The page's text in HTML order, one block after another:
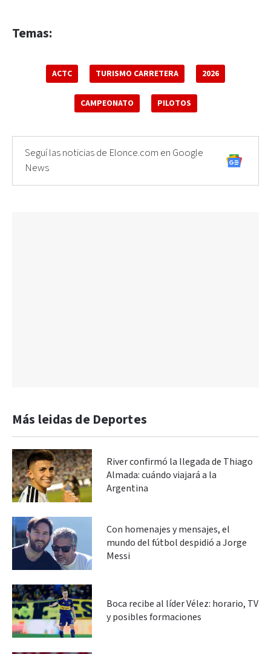
Temas:
ACTC TURISMO CARRETERA 2026
CAMPEONATO PILOTOS
Seguí las noticias de Elonce.com en Google
News
Más leidas de Deportes
River confirmó la llegada de Thiago
Almada: cuándo viajará a la
Argentina
Con homenajes y mensajes, el
mundo del fútbol despidió a Jorge
Messi
Boca recibe al líder Vélez: horario, TV
y posibles formaciones